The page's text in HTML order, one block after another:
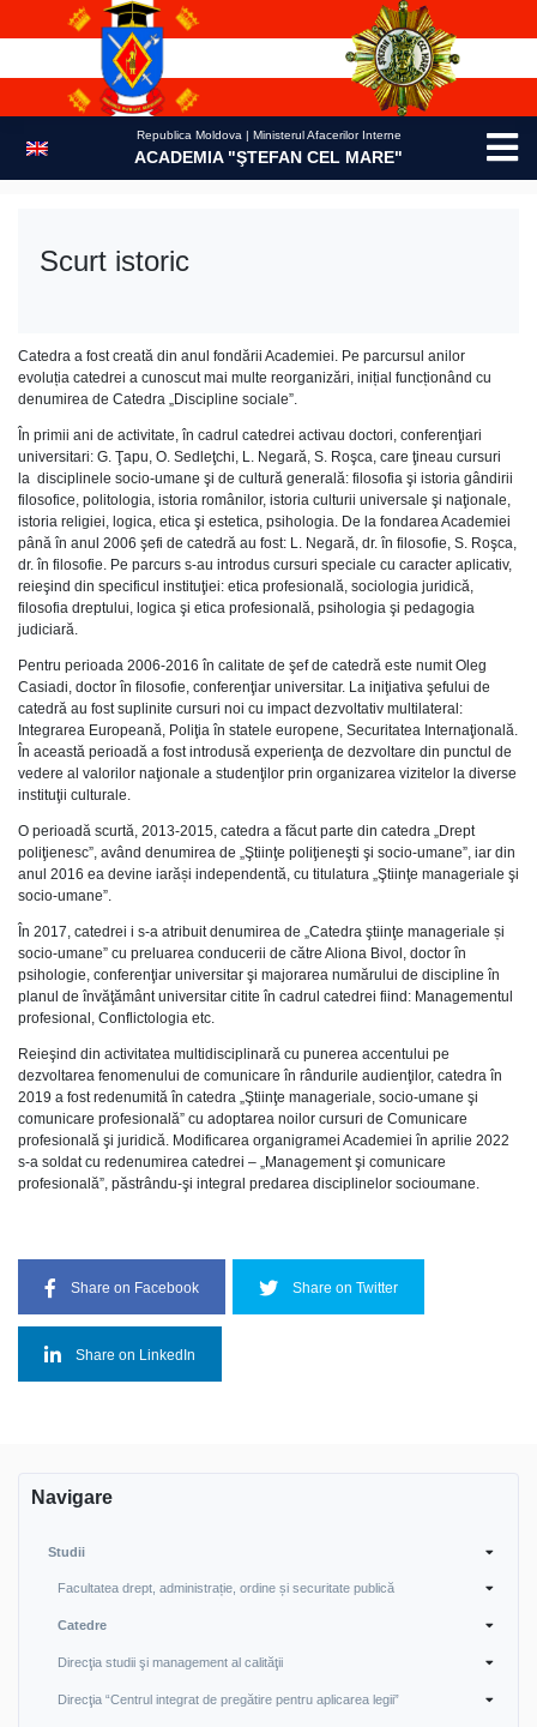
Republica Moldova | Ministerul Afacerilor Interne
ACADEMIA "ŞTEFAN CEL MARE"
Scurt istoric
Catedra a fost creată din anul fondării Academiei. Pe parcursul anilor
evoluția catedrei a cunoscut mai multe reorganizări, inițial funcționând cu
denumirea de Catedra „Discipline sociale”.
În primii ani de activitate, în cadrul catedrei activau doctori, conferenţiari
universitari: G. Ţapu, O. Sedleţchi, L. Negară, S. Roşca, care ţineau cursuri
la disciplinele socio-umane şi de cultură generală: filosofia şi istoria gândirii
filosofice, politologia, istoria românilor, istoria culturii universale şi naţionale,
istoria religiei, logica, etica şi estetica, psihologia. De la fondarea Academiei
până în anul 2006 şefi de catedră au fost: L. Negară, dr. în filosofie, S. Roşca,
dr. în filosofie. Pe parcurs s-au introdus cursuri speciale cu caracter aplicativ,
reieşind din specificul instituţiei: etica profesională, sociologia juridică,
filosofia dreptului, logica şi etica profesională, psihologia şi pedagogia
judiciară.
Pentru perioada 2006-2016 în calitate de şef de catedră este numit Oleg
Casiadi, doctor în filosofie, conferenţiar universitar. La iniţiativa şefului de
catedră au fost suplinite cursuri noi cu impact dezvoltativ multilateral:
Integrarea Europeană, Poliţia în statele europene, Securitatea Internaţională.
În această perioadă a fost introdusă experienţa de dezvoltare din punctul de
vedere al valorilor naţionale a studenţilor prin organizarea vizitelor la diverse
instituţii culturale.
O perioadă scurtă, 2013-2015, catedra a făcut parte din catedra „Drept
poliţienesc”, având denumirea de „Ştiinţe poliţieneşti şi socio-umane”, iar din
anul 2016 ea devine iarăși independentă, cu titulatura „Ştiinţe manageriale şi
socio-umane”.
În 2017, catedrei i s-a atribuit denumirea de „Catedra ştiinţe manageriale și
socio-umane” cu preluarea conducerii de către Aliona Bivol, doctor în
psihologie, conferenţiar universitar şi majorarea numărului de discipline în
planul de învăţământ universitar citite în cadrul catedrei fiind: Managementul
profesional, Conflictologia etc.
Reieşind din activitatea multidisciplinară cu punerea accentului pe
dezvoltarea fenomenului de comunicare în rândurile audienţilor, catedra în
2019 a fost redenumită în catedra „Ştiinţe manageriale, socio-umane şi
comunicare profesională” cu adoptarea noilor cursuri de Comunicare
profesională şi juridică. Modificarea organigramei Academiei în aprilie 2022
s-a soldat cu redenumirea catedrei – „Management şi comunicare
profesională”, păstrându-şi integral predarea disciplinelor socioumane.
Share on Facebook Share on Twitter
Share on LinkedIn
Navigare
Studii
Facultatea drept, administrație, ordine și securitate publică
Catedre
Direcţia studii şi management al calităţii
Direcţia “Centrul integrat de pregătire pentru aplicarea legii”